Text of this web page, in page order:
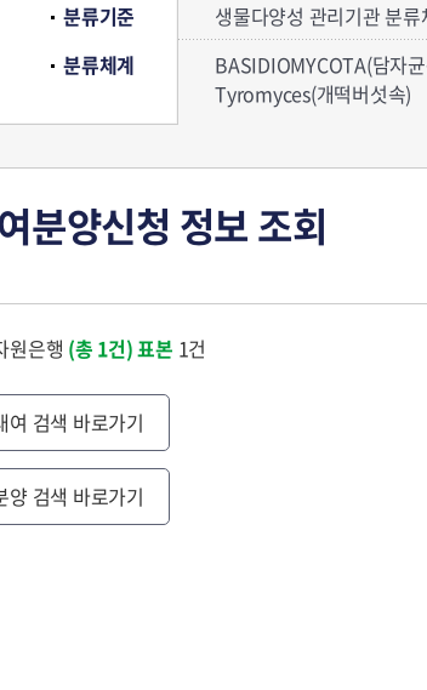
분류기준
생물다양성 관리기관 분류
분류체계
BASIDIOMYCOTA(담자
Tyromyces(개떡버섯속)
분양신청 정보 조회
원은행 (총 1건)표본 1건
여 검색 바로가기
양 검색 바로가기